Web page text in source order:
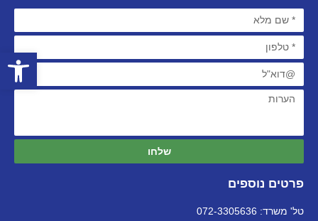
פרטים נוספים
טל' משרד: 072-3305636
שלחו
פתח